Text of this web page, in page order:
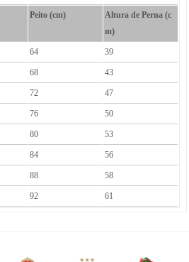
Peito (cm)
Altura de Perna (c
m)
64 39
68 43
72 47
76 50
80 53
84 56
88 58
92 61